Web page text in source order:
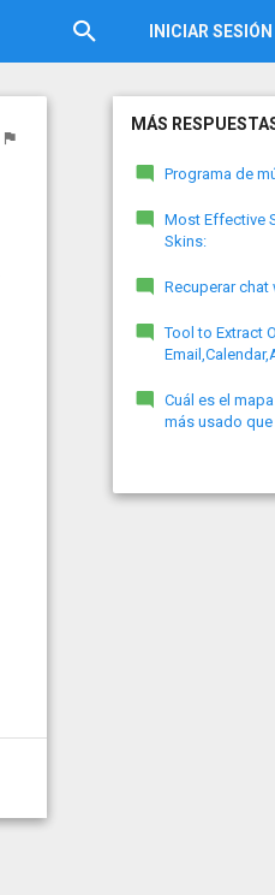
INICIAR SESIÓN
MÁS
Programa de
Most Effective
Skins:
Recuperar
Tool to Extract
Cuál es el
más usado que